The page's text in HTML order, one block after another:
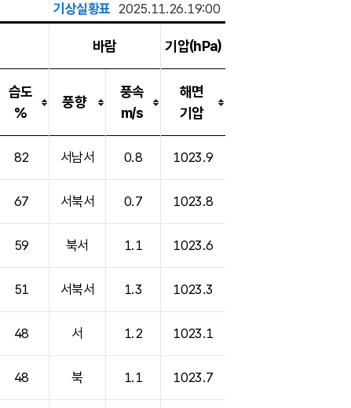
기상실황표 2025.11.26.19:00
바람 기압(hPa)
습도
%
풍향
풍속
m/s
해면
기압
82 서남서 0.8 1023.9
67 서북서 0.7 1023.8
59 북서 1.1 1023.6
51 서북서 1.3 1023.3
48 서 1.2 1023.1
48 북 1.1 1023.7